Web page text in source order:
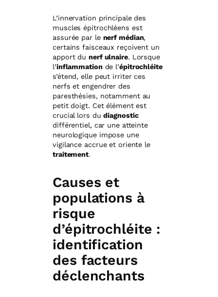
L’innervation principale des
muscles épitrochléens est
assurée par le nerf médian,
certains faisceaux reçoivent un
apport dunerf ulnaire. Lorsque
l’inflammationde l’épitrochléite
s’étend, elle peut irriter ces
nerfs et engendrer des
paresthésies, notamment au
petit doigt. Cet élément est
crucial lors dudiagnostic
différentiel, car une atteinte
neurologique impose une
vigilance accrue et oriente le
traitement.
Causes et
populations à
risque
d’épitrochléite :
identification
des facteurs
déclenchants